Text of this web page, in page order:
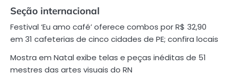
Seção internacional
Festival ‘Eu amo café’ oferece combos por R$ 32,90
em 31 cafeterias de cinco cidades de PE; confira locais
Mostra em Natal exibe telas e peças inéditas de 51
mestres das artes visuais do RN